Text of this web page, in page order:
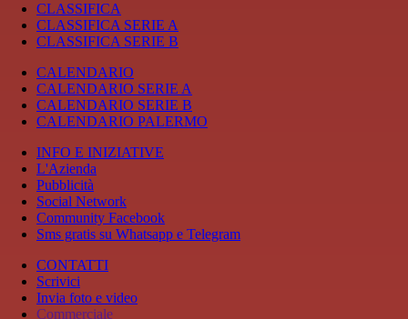
CLASSIFICA
CLASSIFICA SERIE A
CLASSIFICA SERIE B
CALENDARIO
CALENDARIO SERIE A
CALENDARIO SERIE B
CALENDARIO PALERMO
INFO E INIZIATIVE
L'Azienda
Pubblicità
Social Network
Community Facebook
Sms gratis su Whatsapp e Telegram
CONTATTI
Scrivici
Invia foto e video
Commerciale